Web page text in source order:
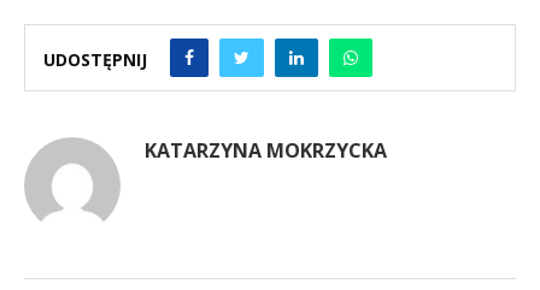
UDOSTĘPNIJ
KATARZYNA MOKRZYCKA